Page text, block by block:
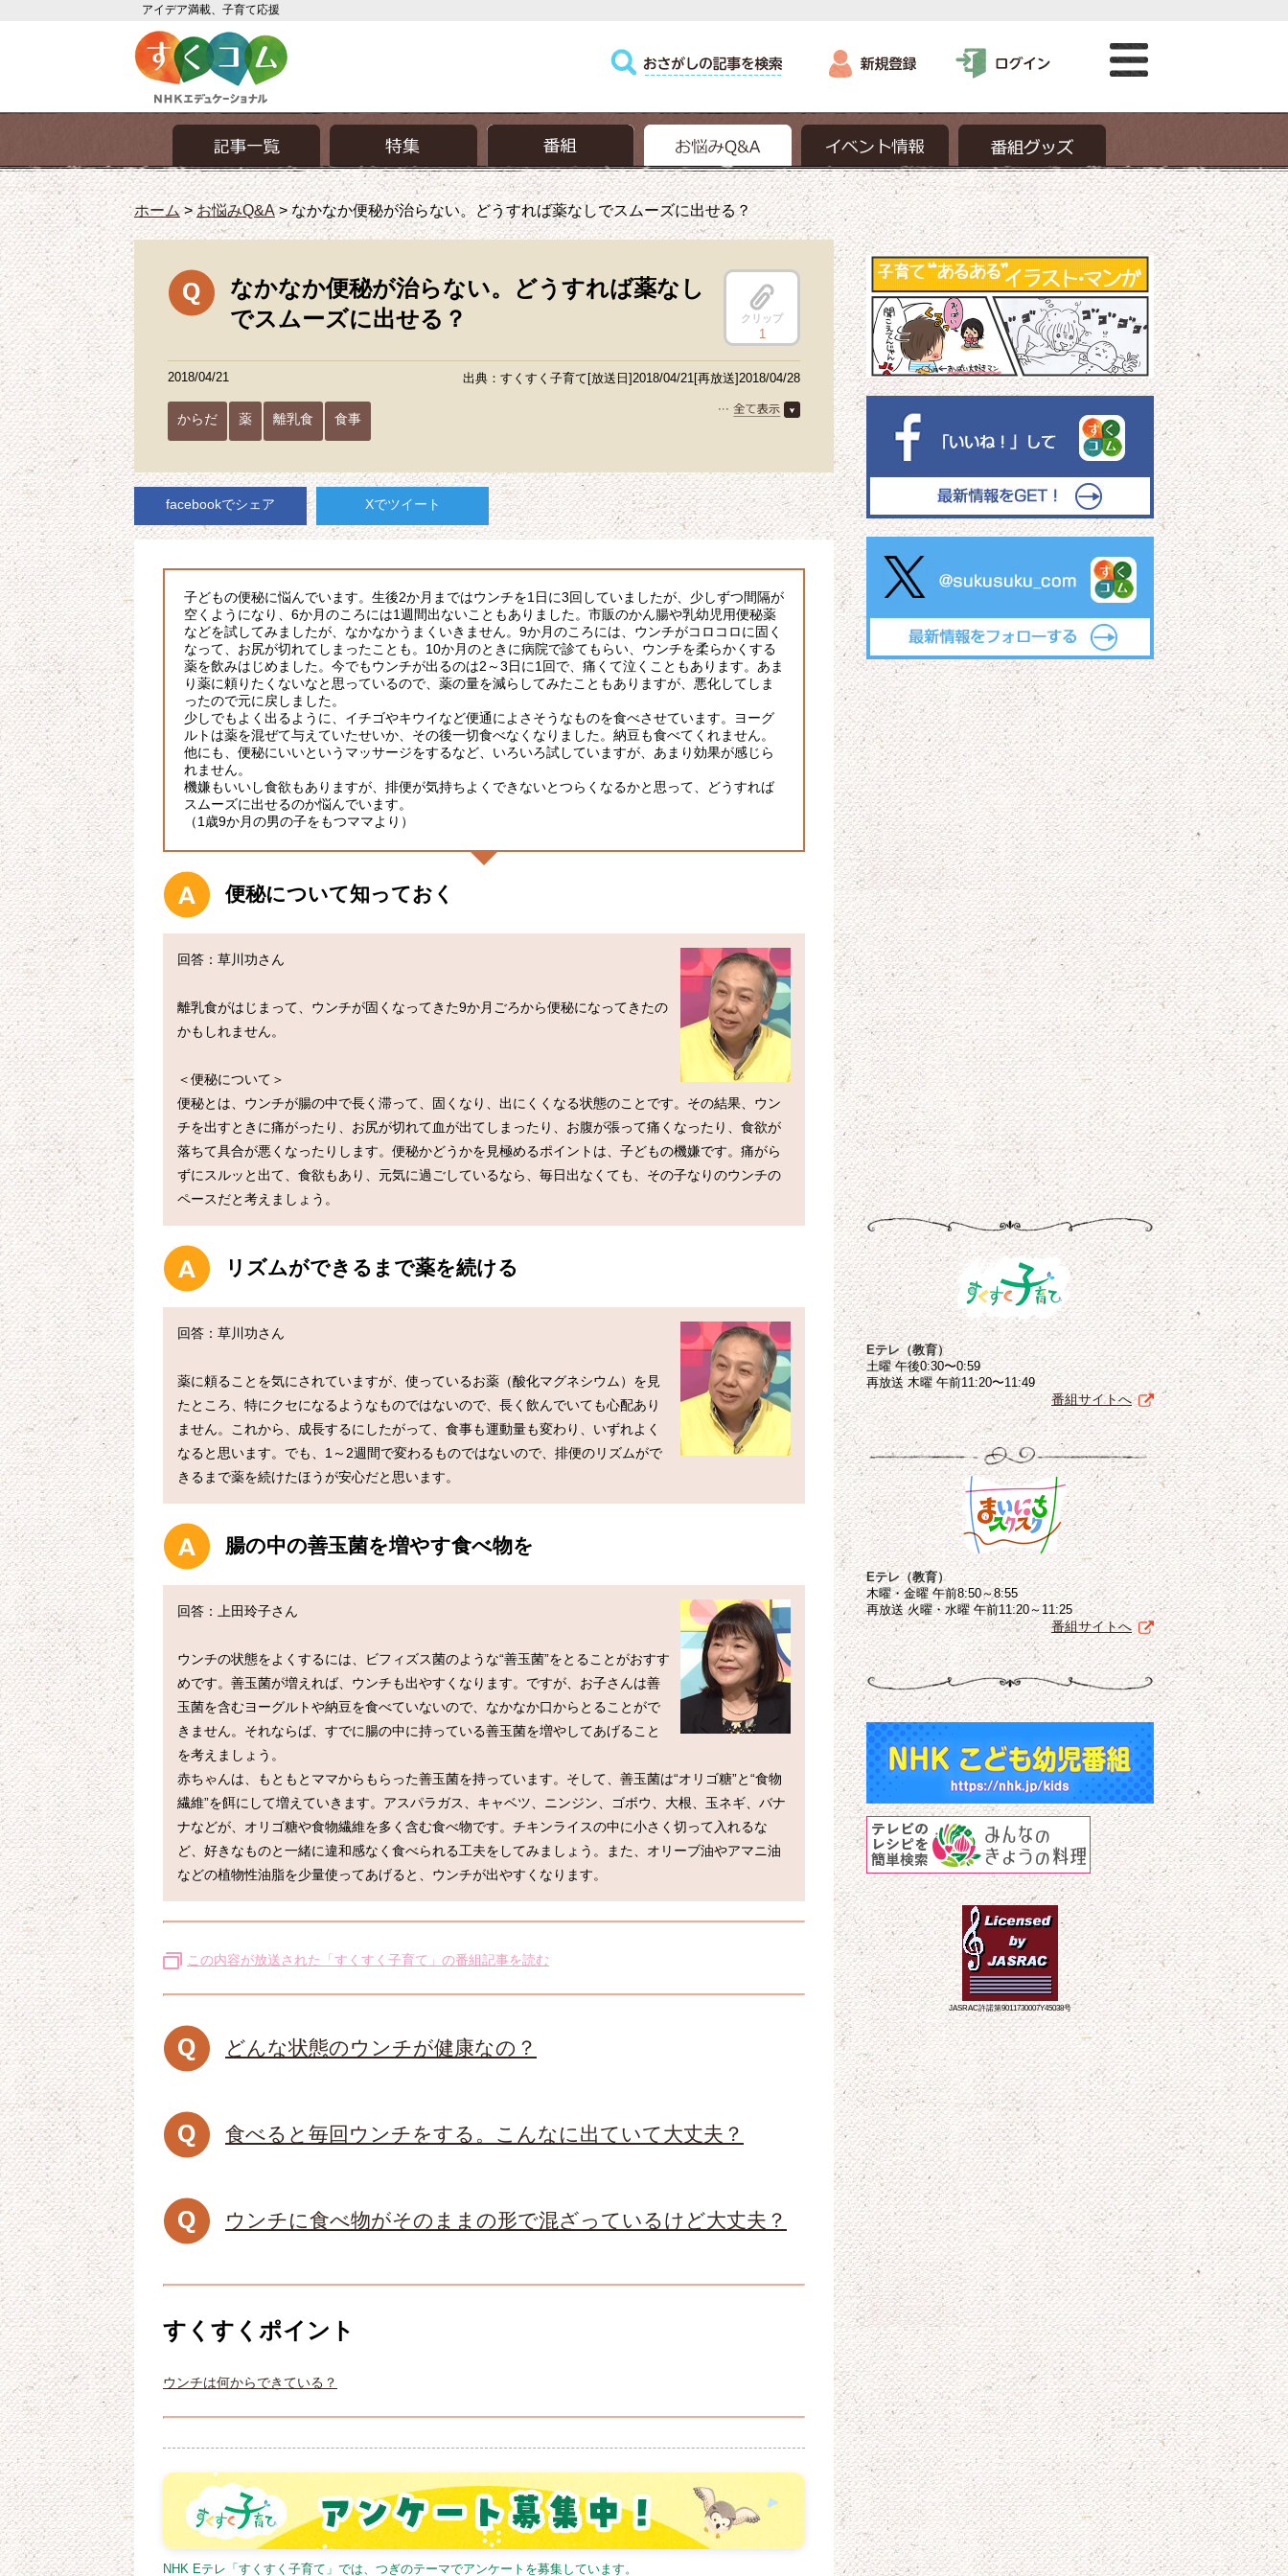
アイデア満載、子育て応援
ホーム>お悩みQ&A>なかなか便秘が治らない。どうすれば薬なしでスムーズに出せる？
なかなか便秘が治らない。どうすれば薬なし
でスムーズに出せる？
クリップ
1
2018/04/21 出典：すくすく子育て[放送日]2018/04/21[再放送]2018/04/28
からだ 薬 離乳食 食事
facebookでシェア Xでツイート
子どもの便秘に悩んでいます。生後2か月まではウンチを1日に3回していましたが、少しずつ間隔が
空くようになり、6か月のころには1週間出ないこともありました。市販のかん腸や乳幼児用便秘薬
などを試してみましたが、なかなかうまくいきません。9か月のころには、ウンチがコロコロに固く
なって、お尻が切れてしまったことも。10か月のときに病院で診てもらい、ウンチを柔らかくする
薬を飲みはじめました。今でもウンチが出るのは2～3日に1回で、痛くて泣くこともあります。あま
り薬に頼りたくないなと思っているので、薬の量を減らしてみたこともありますが、悪化してしま
ったので元に戻しました。
少しでもよく出るように、イチゴやキウイなど便通によさそうなものを食べさせています。ヨーグ
ルトは薬を混ぜて与えていたせいか、その後一切食べなくなりました。納豆も食べてくれません。
他にも、便秘にいいというマッサージをするなど、いろいろ試していますが、あまり効果が感じら
れません。
機嫌もいいし食欲もありますが、排便が気持ちよくできないとつらくなるかと思って、どうすれば
スムーズに出せるのか悩んでいます。
（1歳9か月の男の子をもつママより）
便秘について知っておく
回答：草川功さん
離乳食がはじまって、ウンチが固くなってきた9か月ごろから便秘になってきたの
かもしれません。
＜便秘について＞
便秘とは、ウンチが腸の中で長く滞って、固くなり、出にくくなる状態のことです。その結果、ウン
チを出すときに痛がったり、お尻が切れて血が出てしまったり、お腹が張って痛くなったり、食欲が
落ちて具合が悪くなったりします。便秘かどうかを見極めるポイントは、子どもの機嫌です。痛がら
ずにスルッと出て、食欲もあり、元気に過ごしているなら、毎日出なくても、その子なりのウンチの
リズムができるまで薬を続ける
回答：草川功さん
薬に頼ることを気にされていますが、使っているお薬（酸化マグネシウム）を見
たところ、特にクセになるようなものではないので、長く飲んでいても心配あり
ません。これから、成長するにしたがって、食事も運動量も変わり、いずれよく
なると思います。でも、1～2週間で変わるものではないので、排便のリズムがで
腸の中の善玉菌を増やす食べ物を
回答：上田玲子さん
ウンチの状態をよくするには、ビフィズス菌のような“善玉菌”をとることがおすす
めです。善玉菌が増えれば、ウンチも出やすくなります。ですが、お子さんは善
玉菌を含むヨーグルトや納豆を食べていないので、なかなか口からとることがで
きません。それならば、すでに腸の中に持っている善玉菌を増やしてあげること
を考えましょう。
赤ちゃんは、もともとママからもらった善玉菌を持っています。そして、善玉菌は“オリゴ糖”と“食物
繊維”を餌にして増えていきます。アスパラガス、キャベツ、ニンジン、ゴボウ、大根、玉ネギ、バナ
ナなどが、オリゴ糖や食物繊維を多く含む食べ物です。チキンライスの中に小さく切って入れるな
ど、好きなものと一緒に違和感なく食べられる工夫をしてみましょう。また、オリーブ油やアマニ油
この内容が放送された「すくすく子育て」の番組記事を読む
どんな状態のウンチが健康なの？
食べると毎回ウンチをする。こんなに出ていて大丈夫？
ウンチに食べ物がそのままの形で混ざっているけど大丈夫？
すくすくポイント
ウンチは何からできている？
NHK Eテレ「すくすく子育て」では、つぎのテーマでアンケートを募集しています。
Eテレ（教育）
土曜 午後0:30〜0:59
再放送 木曜 午前11:20〜11:49
番組サイトへ
Eテレ（教育）
木曜・金曜 午前8:50～8:55
再放送 火曜・水曜 午前11:20～11:25
番組サイトへ
JASRAC許諾第9011730007Y45038号